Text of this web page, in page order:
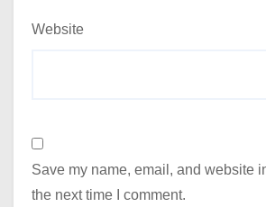
Website
Save my name, email, and website
the next time I comment.